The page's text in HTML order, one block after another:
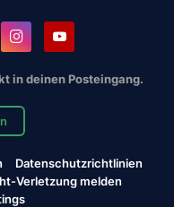
in deinen Posteingang.
Datenschutzrichtlinien
Verletzung melden